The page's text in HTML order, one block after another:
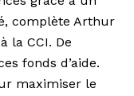
complète Arthur
la CCI. De
fonds d’aide.
maximiser le